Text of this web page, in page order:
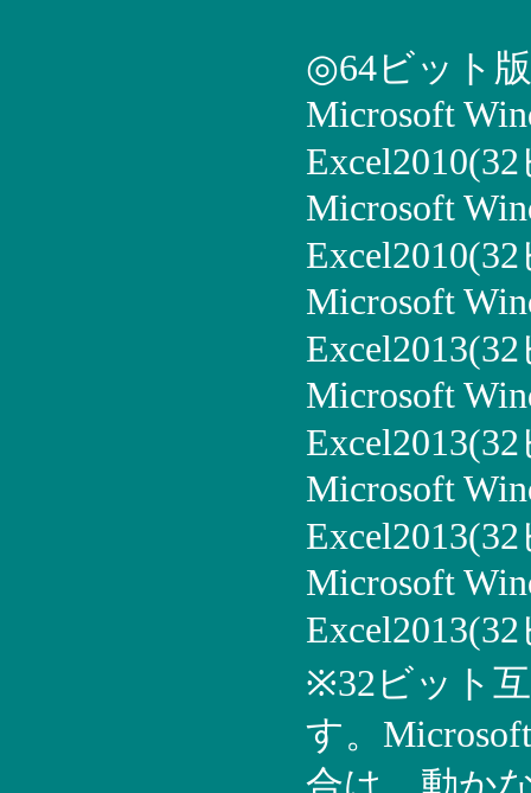
◎64ビット
Microsoft
Microsoft
Microsoft
Microsoft
Microsoft
Microsoft
※32ビット
す。